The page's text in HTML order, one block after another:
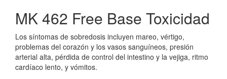
MK 462 Free Base Toxicidad
Los síntomas de sobredosis incluyen mareo, vértigo,
problemas del corazón y los vasos sanguíneos, presión
arterial alta, pérdida de control del intestino y la vejiga, ritmo
cardíaco lento, y vómitos.